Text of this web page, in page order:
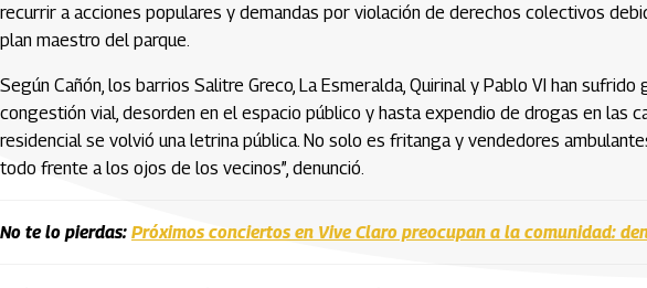
recurrir a acciones populares y demandas por violación de derechos colectivos
plan maestro del parque.
Según Cañón, los barrios Salitre Greco, La Esmeralda, Quirinal y Pablo VI han
congestión vial, desorden en el espacio público y hasta expendio de drogas en las
residencial se volvió una letrina pública. No solo es fritanga y vendedores
todo frente a los ojos de los vecinos”, denunció.
No te lo pierdas: Próximos conciertos en Vive Claro preocupan a la comunidad: